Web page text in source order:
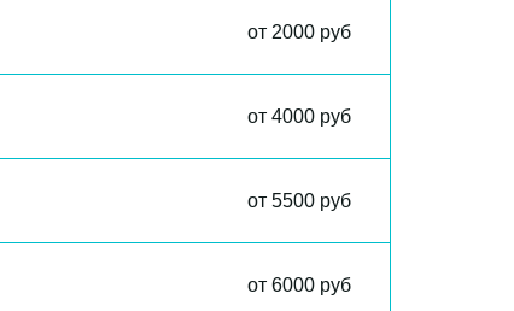
от 2000 руб
от 4000 руб
от 5500 руб
от 6000 руб